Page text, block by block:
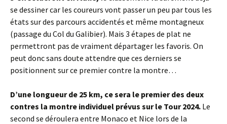
se dessiner car les coureurs vont passer un peu par tous les
états sur des parcours accidentés et même montagneux
(passage du Col du Galibier). Mais 3 étapes de plat ne
permettront pas de vraiment départager les favoris. On
peut donc sans doute attendre que ces derniers se
positionnent sur ce premier contre la montre…
D’une longueur de 25 km, ce sera le premier des deux
contres la montre individuel prévus sur le Tour 2024. Le
second se déroulera entre Monaco et Nice lors de la